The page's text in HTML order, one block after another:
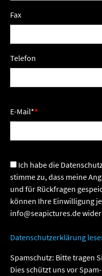
Fax
Telefon
E-Mail*
stimme zu, dass meine
und für Rückfragen
können Ihre Einwilligung
info@seapictures.de
Datenschutzerklärung
Spamschutz: Bitte tragen
Dies schützt uns vor